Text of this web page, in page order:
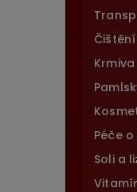
Čištění
Krmiva
Péče o
Soli a